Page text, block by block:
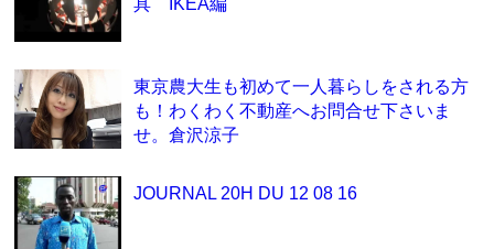
東京農大生も初めて一人暮らしをされる方
も！わくわく不動産へお問合せ下さいま
せ。倉沢涼子
JOURNAL 20H DU 12 08 16